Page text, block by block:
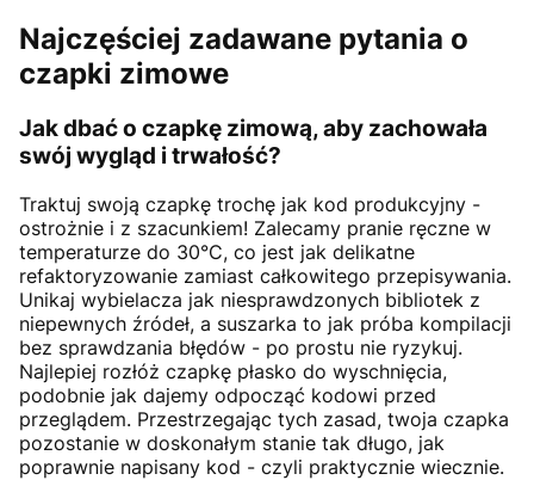
Najczęściej zadawane pytania o
czapki zimowe
Jak dbać o czapkę zimową, aby zachowała
swój wygląd i trwałość?
Traktuj swoją czapkę trochę jak kod produkcyjny -
ostrożnie i z szacunkiem! Zalecamy pranie ręczne w
temperaturze do 30°C, co jest jak delikatne
refaktoryzowanie zamiast całkowitego przepisywania.
Unikaj wybielacza jak niesprawdzonych bibliotek z
niepewnych źródeł, a suszarka to jak próba kompilacji
bez sprawdzania błędów - po prostu nie ryzykuj.
Najlepiej rozłóż czapkę płasko do wyschnięcia,
podobnie jak dajemy odpocząć kodowi przed
przeglądem. Przestrzegając tych zasad, twoja czapka
pozostanie w doskonałym stanie tak długo, jak
poprawnie napisany kod - czyli praktycznie wiecznie.